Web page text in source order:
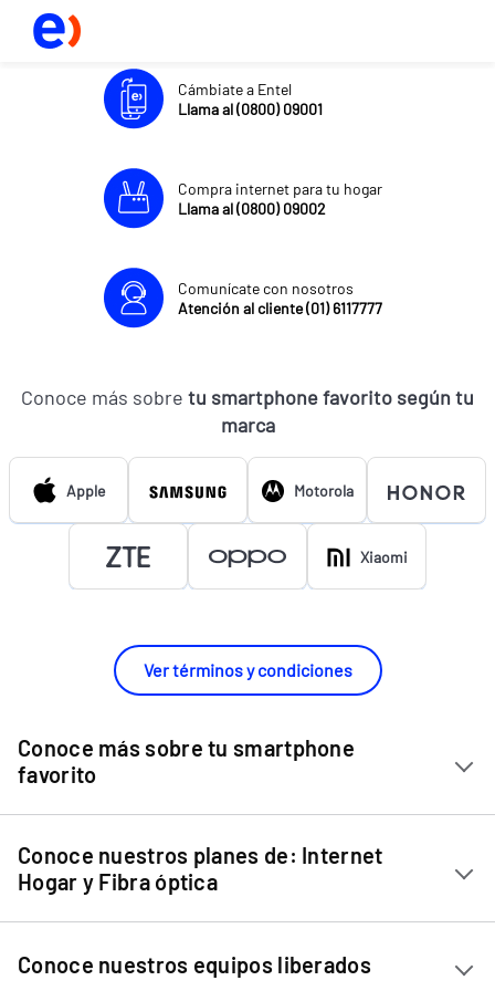
Cámbiate a Entel
Llama al (0800) 09001
Compra internet para tu hogar
Llama al (0800) 09002
Comunícate con nosotros
Atención al cliente (01) 6117777
Conoce más sobre tu smartphone favorito según tu
marca
Apple Motorola
Xiaomi
Ver términos y condiciones
Conoce más sobre tu smartphone
favorito
Chip Entel
Apple iPhone 11
Apple iPhone 12 Mini
Apple iPhone 13 Mini
Conoce nuestros planes de: Internet
Hogar y Fibra óptica
Internet Hogar
Fibra Óptica
Conoce nuestros equipos liberados